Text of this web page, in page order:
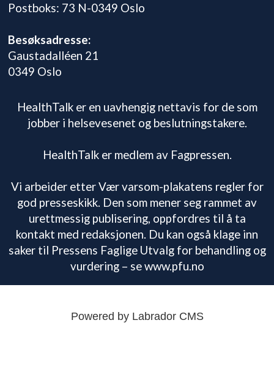
Postboks: 73 N-0349 Oslo
Besøksadresse:
Gaustadalléen 21
0349 Oslo
HealthTalk er en uavhengig nettavis for de som
jobber i helsevesenet og beslutningstakere.
HealthTalk er medlem av Fagpressen.
Vi arbeider etter Vær varsom-plakatens regler for
god presseskikk. Den som mener seg rammet av
urettmessig publisering, oppfordres til å ta
kontakt med redaksjonen. Du kan også klage inn
saker til Pressens Faglige Utvalg for behandling og
vurdering – se www.pfu.no
Powered by Labrador CMS